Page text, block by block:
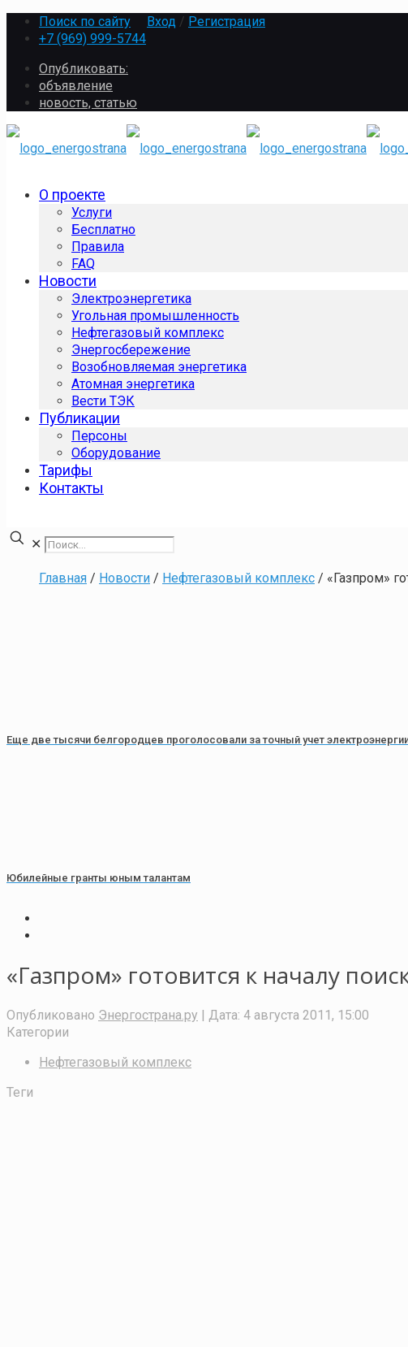
Поиск по сайту Вход / Регистрация
+7 (969) 999-5744
Опубликовать:
объявление
новость, статью
О проекте
Услуги
Бесплатно
Правила
FAQ
Новости
Электроэнергетика
Угольная промышленность
Нефтегазовый комплекс
Энергосбережение
Возобновляемая энергетика
Атомная энергетика
Вести ТЭК
Публикации
Персоны
Оборудование
Тарифы
Контакты
✕
Главная / Новости / Нефтегазовый комплекс / «Газпром»
Еще две тысячи белгородцев проголосовали за точный учет
Юбилейные гранты юным талантам
«Газпром» готовится к началу
Опубликовано Энергострана.ру | Дата: 4 августа 2011, 15:00
Категории
Нефтегазовый комплекс
Теги